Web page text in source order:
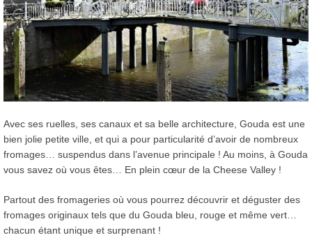
Avec ses ruelles, ses canaux et sa belle architecture, Gouda est une
bien jolie petite ville, et qui a pour particularité d’avoir de nombreux
fromages… suspendus dans l’avenue principale ! Au moins, à Gouda
vous savez où vous êtes… En plein cœur de la Cheese Valley !
Partout des fromageries où vous pourrez découvrir et déguster des
fromages originaux tels que du Gouda bleu, rouge et même vert…
chacun étant unique et surprenant !